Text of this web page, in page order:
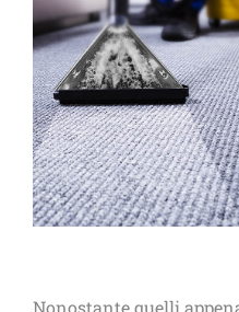
Nonostante quelli